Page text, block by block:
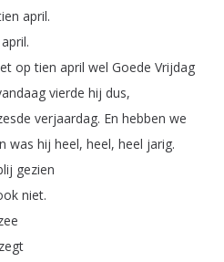
april.
april.
op tien april wel Goede Vrijdag
vierde hij dus,
verjaardag. En hebben we
was hij heel, heel, heel jarig.
gezien
niet.
zegt